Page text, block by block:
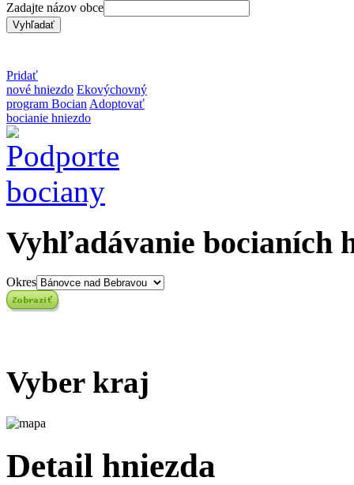
Zadajte názov obce
Pridať
nové hniezdo Ekovýchovný
program Bocian Adoptovať
bocianie hniezdo
Vyhľadávanie bocianích
Okres
Vyber kraj
Detail hniezda